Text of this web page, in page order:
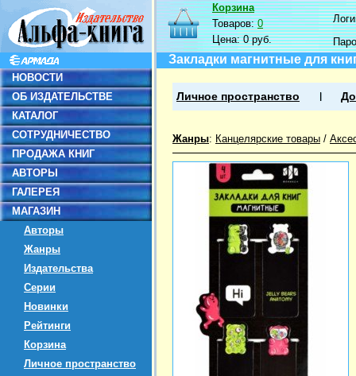
НОВОСТИ
ОБ ИЗДАТЕЛЬСТВЕ
КАТАЛОГ
СОТРУДНИЧЕСТВО
ПРОДАЖА КНИГ
АВТОРЫ
ГАЛЕРЕЯ
МАГАЗИН
Авторы
Жанры
Издательства
Серии
Новинки
Рейтинги
Корзина
Личное пространство
Корзина
Товаров:0
Цена:0 руб.
Закладки магнитные для
Личное пространство
Жанры: Канцелярские товары /